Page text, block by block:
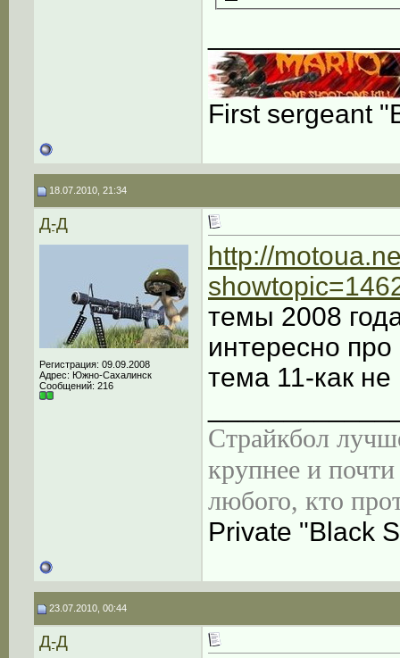
First sergeant
18.07.2010, 21:34
Д-Д
Регистрация: 09.09.2008
Адрес: Южно-Сахалинск
Сообщений: 216
http://
темы 2008
интересно
тема 11-как
Страйкбол
крупнее и
любого, кто
Private "Black
23.07.2010, 00:44
Д-Д